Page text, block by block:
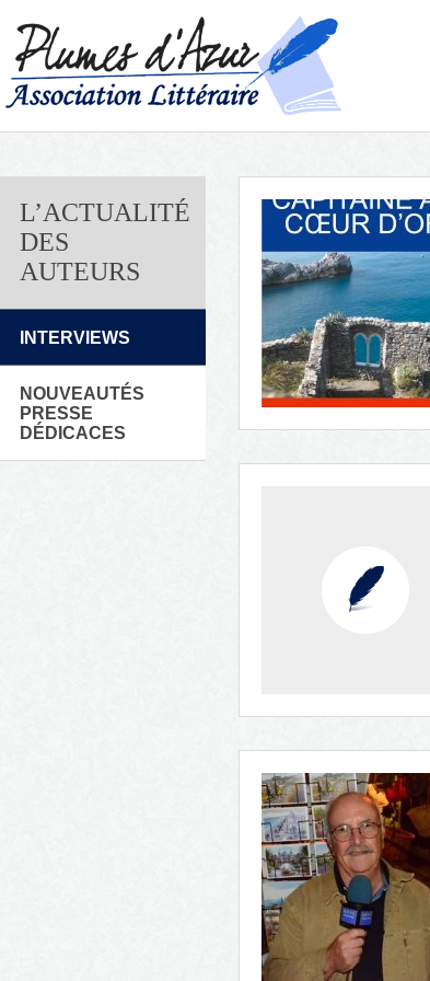
L’ACTUALITÉ
DES
AUTEURS
INTERVIEWS
NOUVEAUTÉS
PRESSE
DÉDICACES